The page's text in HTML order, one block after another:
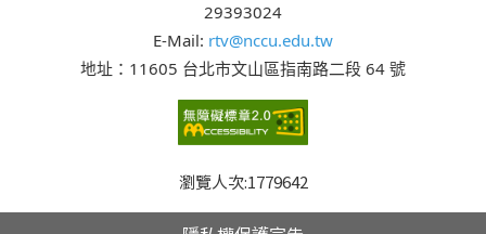
29393024
E-Mail: rtv@nccu.edu.tw
地址：11605 台北市文山區指南路二段 64 號
瀏覽人次:1779642